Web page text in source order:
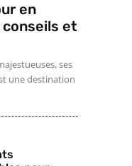
en
conseils et
ses
une destination